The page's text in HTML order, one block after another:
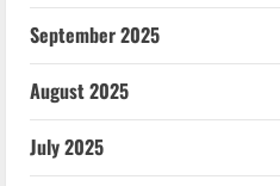
September 2025
August 2025
July 2025